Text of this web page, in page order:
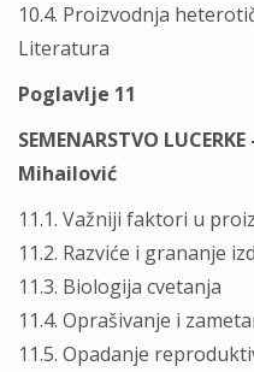
10.4. Proizvodnja
Literatura
Poglavlje 11
SEMENARSTVO
Mihailović
11.1. Važniji faktori u
11.2. Razviće i grananje
11.3. Biologija cvetanja
11.4. Oprašivanje i
11.5. Opadanje